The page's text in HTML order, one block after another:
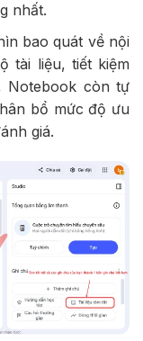
nhất.
bao quát về nội
tài liệu, tiết kiệm
Notebook còn tự
bổ mức độ ưu
giá.